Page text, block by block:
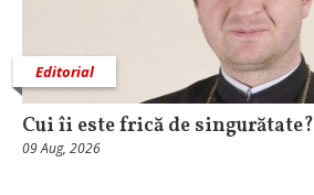
Editorial
Cui îi este frică de singurătate?
09 Aug, 2026